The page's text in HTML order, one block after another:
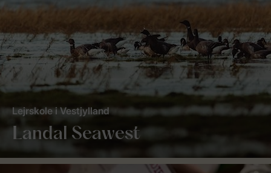
Landal Seawest
Lejrskole i Vestjylland